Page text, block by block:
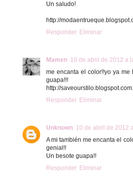
Un saludo!
http://
Responder Eliminar
Mamen 10 de abril de 2012 a
me encanta el color!!yo ya me
guapa!!!
http://
Responder Eliminar
Unknown 10 de abril de 2012
A mi también me encanta el
genial!!
Un besote guapa!!
Responder Eliminar